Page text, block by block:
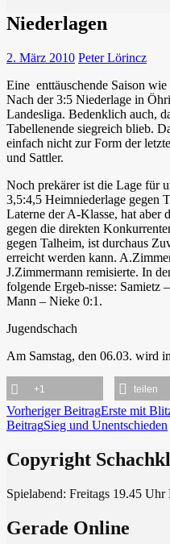
Niederlagen
2. März 2010 Peter Lörincz
Eine enttäuschende Saison
Nach der 3:5 Niederlage in
Landesliga. Bedenklich auch,
Tabellenende siegreich blieb.
einfach nicht zur Form der
und Sattler.
Noch prekärer ist die Lage für
3,5:4,5 Heimniederlage gegen
Laterne der A-Klasse, hat aber
gegen die direkten
gegen Talheim, ist durchaus
erreicht werden kann.
J.Zimmermann remisierte. In
folgende Ergeb-nisse: Samietz
Mann – Nieke 0:1.
Jugendschach
Am Samstag, den 06.03. wird
+1 teilen
Beitragsnavigation
Vorheriger BeitragErste mit
BeitragSieg und Unentschieden
Copyright
Spielabend: Freitags 19.45
Gerade Online